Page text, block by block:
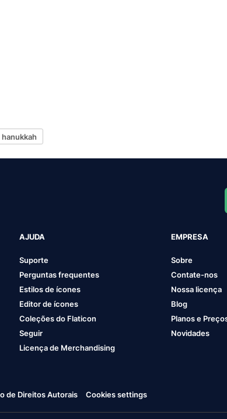
hanukkah
AJUDA
Suporte
Perguntas frequentes
Estilos de ícones
Editor de ícones
Coleções do Flaticon
Seguir
Licença de Merchandising
EMPRESA
Sobre
Contate-nos
Nossa licença
Blog
Planos e
Novidades
de Direitos Autorais Cookies settings